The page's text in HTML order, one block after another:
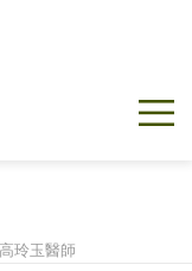
玲玉醫師